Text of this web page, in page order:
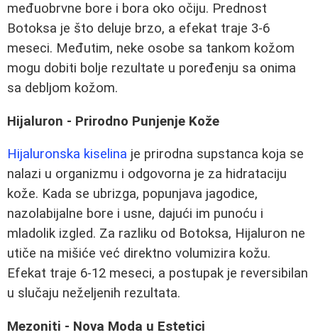
međuobrvne bore i bora oko očiju. Prednost
Botoksa je što deluje brzo, a efekat traje 3-6
meseci. Međutim, neke osobe sa tankom kožom
mogu dobiti bolje rezultate u poređenju sa onima
sa debljom kožom.
Hijaluron - Prirodno Punjenje Kože
Hijaluronska kiselina je prirodna supstanca koja se
nalazi u organizmu i odgovorna je za hidrataciju
kože. Kada se ubrizga, popunjava jagodice,
nazolabijalne bore i usne, dajući im punoću i
mladolik izgled. Za razliku od Botoksa, Hijaluron ne
utiče na mišiće već direktno volumizira kožu.
Efekat traje 6-12 meseci, a postupak je reversibilan
u slučaju neželjenih rezultata.
Mezoniti - Nova Moda u Estetici